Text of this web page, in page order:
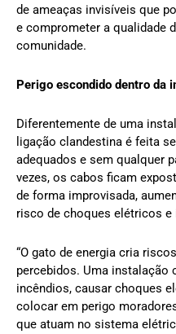
de ameaças invisíveis que
e comprometer a qualidade
comunidade.
Perigo escondido dentro da
Diferentemente de uma
ligação clandestina é feita
adequados e sem qualquer
vezes, os cabos ficam
de forma improvisada,
risco de choques elétricos e
“O gato de energia cria
percebidos. Uma instalação
incêndios, causar choques
colocar em perigo
que atuam no sistema